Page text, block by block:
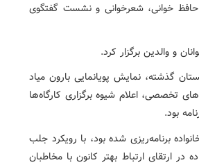
خوانی، شعرخوانی و نشست گفتگوی
و والدین برگزار کرد.
گذشته، نمایش پویانمایی بارون میاد
تخصصی، اعلام شیوه برگزاری کارگاه‌ها
بود.
روز خانواده برنامه‌ریزی شده بود، با رویکرد جلب
ارتقای ارتباط‌ بهتر کانون با مخاطبان